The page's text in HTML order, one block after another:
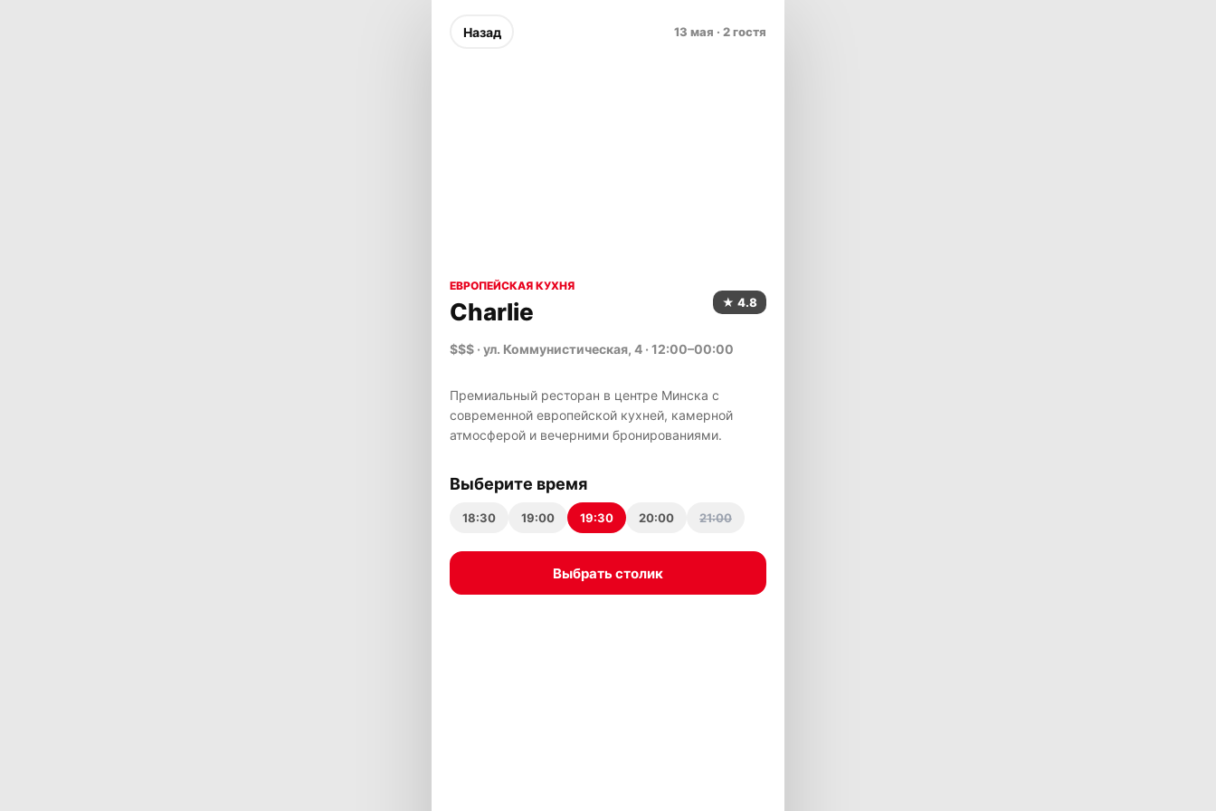
Назад 13 мая · 2 гостя
ЕВРОПЕЙСКАЯ КУХНЯ
Charlie 4.8
$$$ · ул. Коммунистическая, 4 · 12:00–00:00
Премиальный ресторан в центре Минска с
современной европейской кухней, камерной
атмосферой и вечерними бронированиями.
Выберите время
18:30 19:00 19:30 20:00 21:00
Выбрать столик